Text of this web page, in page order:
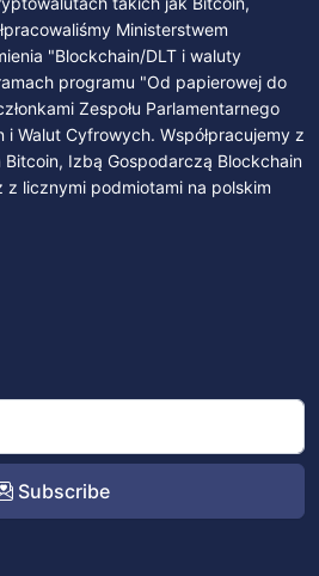
Ministerstwem
"Blockchain/DLT i waluty
programu "Od papierowej do
Zespołu Parlamentarnego
Walut Cyfrowych. Współpracujemy z
Izbą Gospodarczą Blockchain
z licznymi podmiotami na polskim
Subscribe